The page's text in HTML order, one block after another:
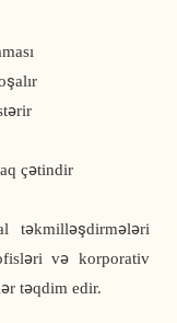
çətindir
təkmilləşdirmələri
və korporativ
təqdim edir.